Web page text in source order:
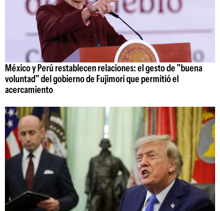
México y Perú restablecen relaciones: el gesto de "buena
voluntad" del gobierno de Fujimori que permitió el
acercamiento